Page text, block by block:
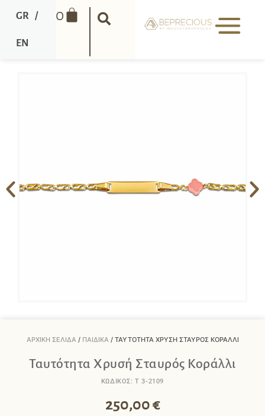
0
GR /
EN
ΑΡΧΙΚΉ ΣΕΛΊΔΑ / ΠΑΙΔΙΚΆ / ΤΑΥΤΌΤΗΤΑ ΧΡΥΣΉ ΣΤΑΥΡΌΣ ΚΟΡΆΛΛΙ
Ταυτότητα Χρυσή Σταυρός Κοράλλι
ΚΩΔΙΚΟΣ: T 3-2109
250,00€